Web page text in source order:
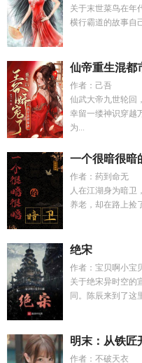
关于末世菜鸟在年
横行霸道的故事自
仙帝重生混都
作者：己吾
仙武大帝九世轮回
幸留一缕神识穿越
为...
一个很暗很暗
作者：药到命无
人在江湖身为暗卫
养老，却在路上捡
绝宋
作者：宝贝啊小宝
关于绝宋异时空的
同。陈辰来到了这
明末：从铁匠
作者：不破天衣